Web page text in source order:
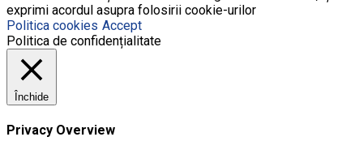
exprimi acordul asupra folosirii cookie-urilor
Politica cookies Accept
Politica de confidențialitate
Închide
Privacy Overview